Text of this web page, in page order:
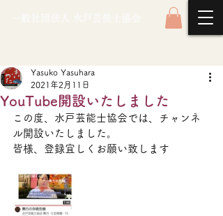
YouTube開設いたしました
Yasuko Yasuhara
2021年2月11日
この度、水戸芸能士協会では、チャンネ
ル開設いたしました。
皆様、登録宜しくお願い致します